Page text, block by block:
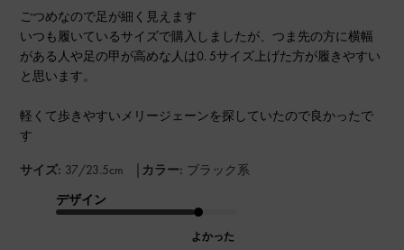
ごつめなので足が細く見えます
いつも履いているサイズで購入しましたが、つま先の方に横幅
がある人や足の甲が高めな人は0. 5サイズ上げた方が履きやすい
と思います。
軽くて歩きやすいメリージェーンを探していたので良かったで
す
サイズ: 37/23.5cm | カラー: ブラック系
デザイン
よかった